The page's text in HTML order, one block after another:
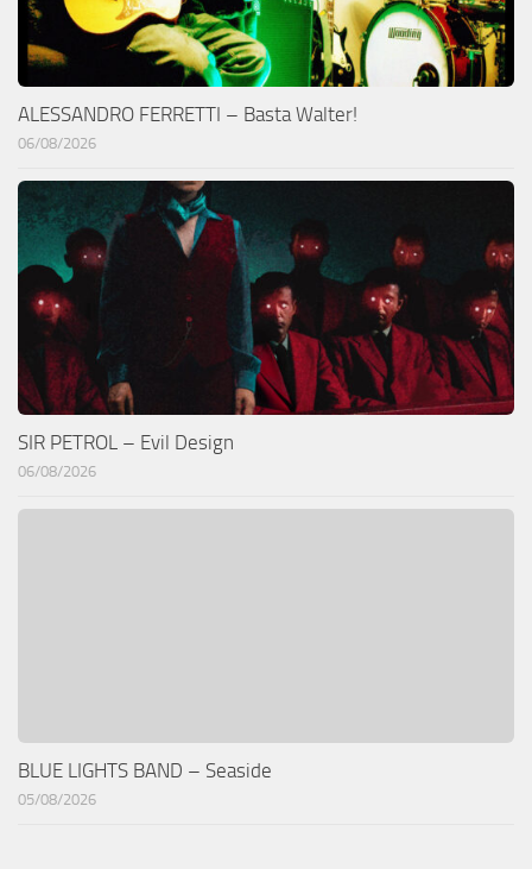
ALESSANDRO FERRETTI – Basta Walter!
06/08/2026
SIR PETROL – Evil Design
06/08/2026
BLUE LIGHTS BAND – Seaside
05/08/2026